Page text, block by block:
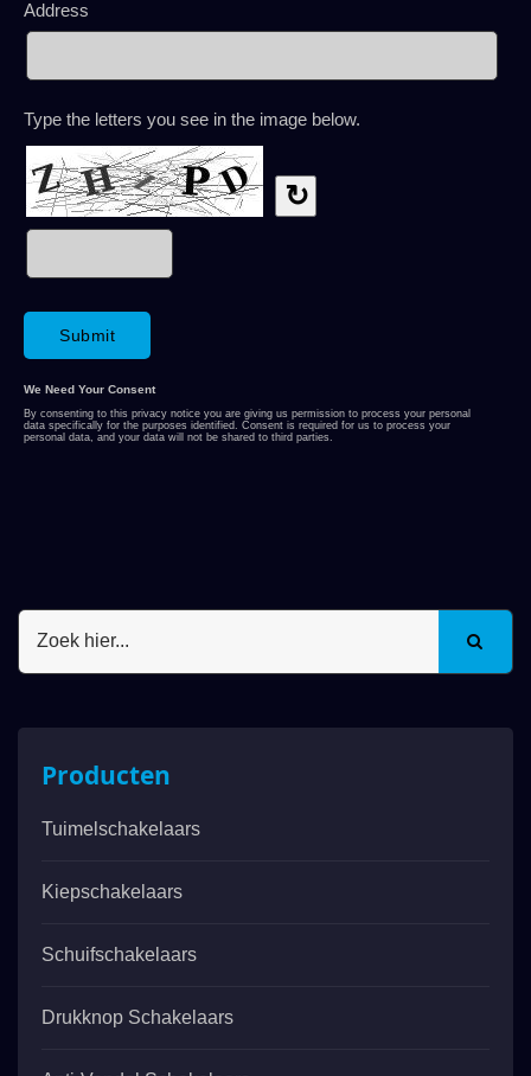
Producten
Tuimelschakelaars
Kiepschakelaars
Schuifschakelaars
Drukknop Schakelaars